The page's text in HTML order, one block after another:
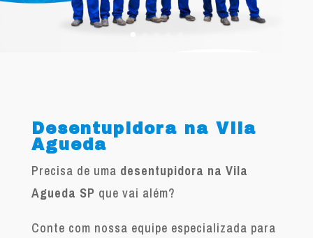
Desentupidora na Vila
Agueda
Precisa de uma desentupidora na Vila
Agueda SP que vai além?
Conte com nossa equipe especializada para